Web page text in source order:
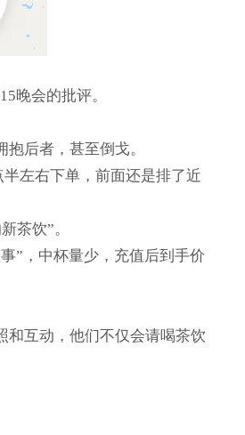
晚会的批评。
后者，甚至倒戈。
左右下单，前面还是排了近
茶饮”。
”，中杯量少，充值后到手价
和互动，他们不仅会请喝茶饮